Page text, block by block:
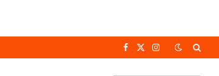
Facebook
X
Instagram